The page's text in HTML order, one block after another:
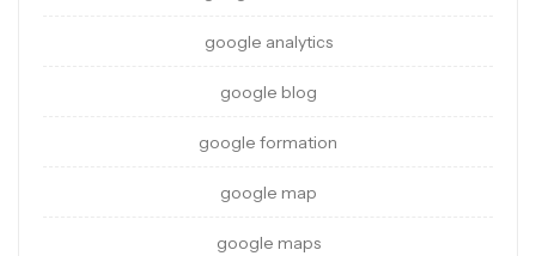
google analytics
google blog
google formation
google map
google maps